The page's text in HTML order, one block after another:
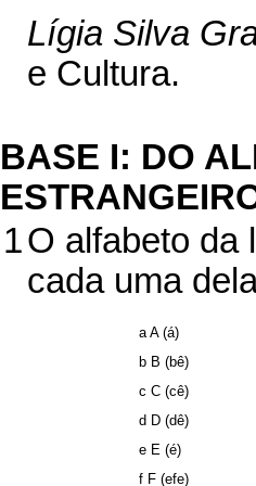
Lígia Silva
e Cultura.
BASE I: DO
1O alfabeto da
cada uma
a A (á)
b B (bê)
c C (cê)
d D (dê)
e E (é)
f F (efe)